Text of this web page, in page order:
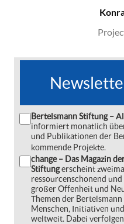
Bertelsmann Stiftung –
informiert monatlich
und Publikationen der
kommende Projekte.
change – Das Magazin
Stiftungerscheint
ressourcenschonend
großer Offenheit und
Themen der
Menschen, Initiativen
weltweit. Dabei